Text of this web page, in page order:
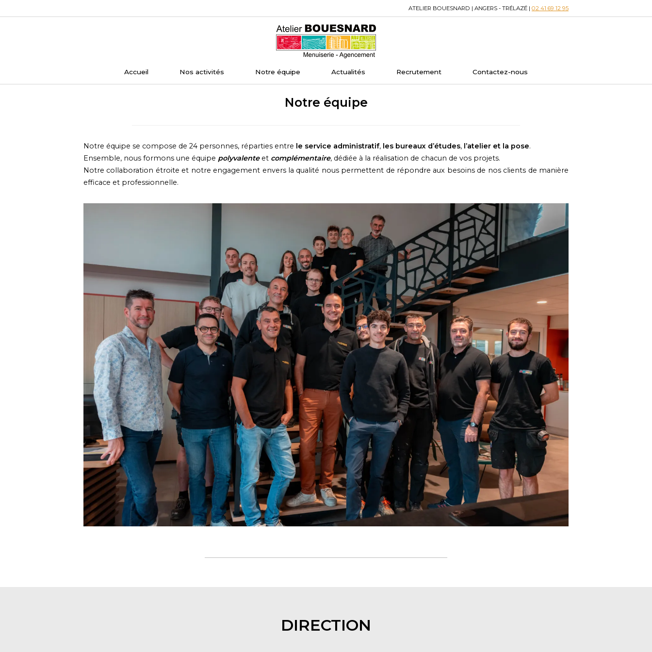
to
ATELIER BOUESNARD | ANGERS - TRÉLAZÉ | 02 41 69 12 95
Home
Accueil Nos activités Notre équipe Actualités Recrutement Contactez-nous
Notre équipe
Notre équipe se compose de 24 personnes, réparties entre le service administratif, les bureaux d’études, l’atelier et la pose.
Ensemble, nous formons une équipe polyvalente et complémentaire, dédiée à la réalisation de chacun de vos projets.
Notre collaboration étroite et notre engagement envers la qualité nous permettent de répondre aux besoins de nos clients de manière
efficace et professionnelle.
DIRECTION